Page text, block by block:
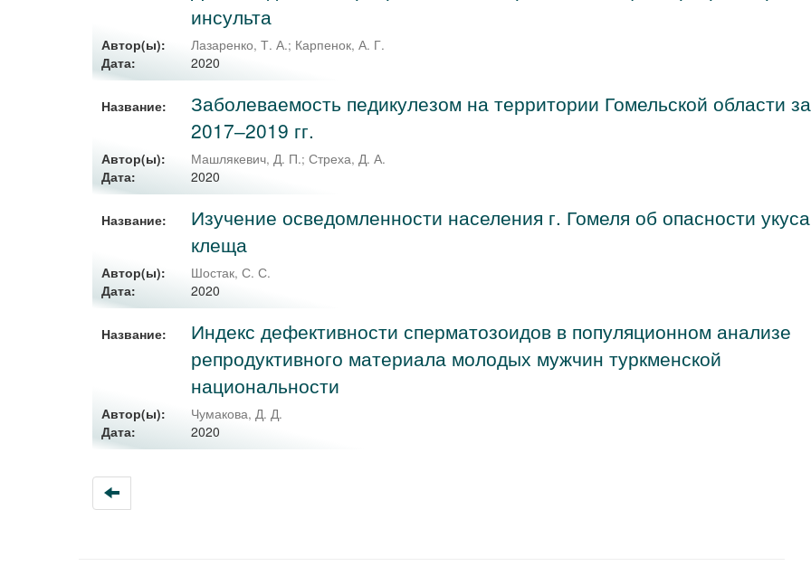
инсульта
Автор(ы): Лазаренко, Т. А.; Карпенок, А. Г.
Дата:
2020
Название:
Заболеваемость педикулезом на территории Гомельской области за
2017‒2019 гг.
Автор(ы): Машлякевич, Д. П.;Стреха, Д. А.
Дата:
2020
Название:
Изучение осведомленности населения г. Гомеля об опасности укуса
клеща
Автор(ы):
Шостак, С. С.
Дата:
2020
Название:
Индекс дефективности сперматозоидов в популяционном анализе
репродуктивного материала молодых мужчин туркменской
национальности
Автор(ы):
Чумакова, Д. Д.
Дата:
2020